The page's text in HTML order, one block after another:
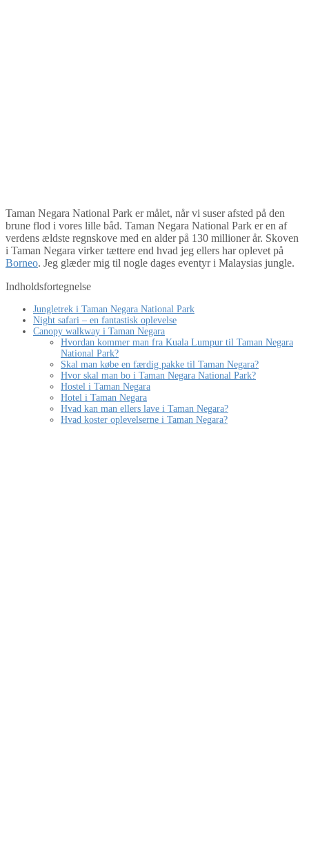
Taman Negara National Park er målet, når vi suser afsted på den
brune flod i vores lille båd. Taman Negara National Park er en af
verdens ældste regnskove med en alder på 130 millioner år. Skoven
i Taman Negara virker tættere end hvad jeg ellers har oplevet på
Borneo. Jeg glæder mig til nogle dages eventyr i Malaysias jungle.
Indholdsfortegnelse
Jungletrek i Taman Negara National Park
Night safari – en fantastisk oplevelse
Canopy walkway i Taman Negara
Hvordan kommer man fra Kuala Lumpur til Taman Negara
National Park?
Skal man købe en færdig pakke til Taman Negara?
Hvor skal man bo i Taman Negara National Park?
Hostel i Taman Negara
Hotel i Taman Negara
Hvad kan man ellers lave i Taman Negara?
Hvad koster oplevelserne i Taman Negara?